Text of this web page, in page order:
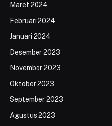
Maret 2024
Februari 2024
Januari 2024
Desember 2023
November 2023
Oktober 2023
September 2023
Agustus 2023